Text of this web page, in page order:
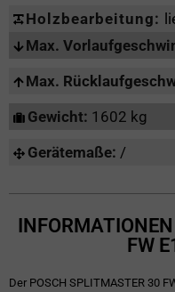
Holzbearbeitung:
Max.
Max.
Gewicht: 1602 kg
Gerätemaße: /
FW
Der POSCH SPLITMASTER 30